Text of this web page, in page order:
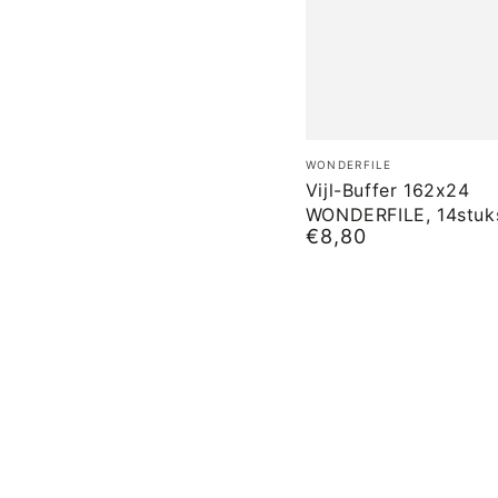
Vijl-
Buffer
162x24
WONDERFILE,
Merk:
WONDERFILE
Vijl-Buffer 162x24
WONDERFILE,
Normale
€8,80